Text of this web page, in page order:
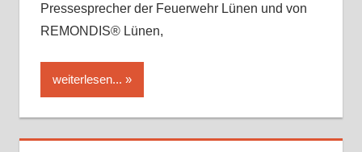
Pressesprecher der Feuerwehr Lünen und von
REMONDIS® Lünen,
weiterlesen...